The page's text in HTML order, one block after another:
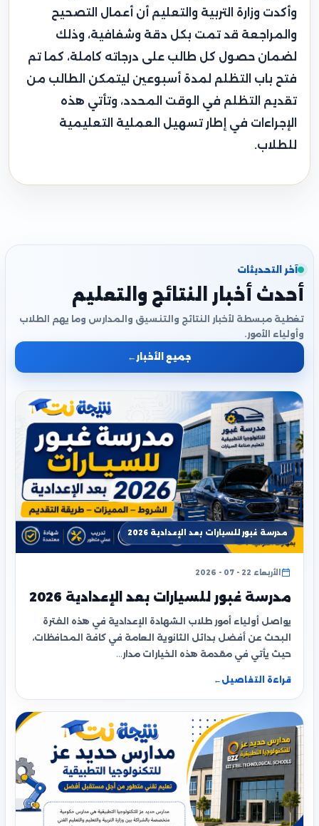
وأكدت وزارة التربية والتعليم أن أعمال التصحيح
والمراجعة قد تمت بكل دقة وشفافية، وذلك
لضمان حصول كل طالب على درجاته كاملة، كما تم
فتح باب التظلم لمدة أسبوعين ليتمكن الطالب من
تقديم التظلم في الوقت المحدد، وتأتي هذه
الإجراءات في إطار تسهيل العملية التعليمية
للطلاب.
آخر التحديثات
أحدث أخبار النتائج والتعليم
تغطية مبسطة لأخبار النتائج والتنسيق والمدارس وما يهم الطلاب
وأولياء الأمور.
جميع الأخبار ←
مدرسة غبور للسيارات بعد الإعدادية 2026
الأربعاء 22 - 07 - 2026
مدرسة غبور للسيارات بعد الإعدادية 2026
يواصل أولياء أمور طلاب الشهادة الإعدادية في هذه الفترة
البحث عن أفضل بدائل الثانوية العامة في كافة المحافظات،
حيث يأتي في مقدمة هذه الخيارات مدار…
قراءة التفاصيل ←